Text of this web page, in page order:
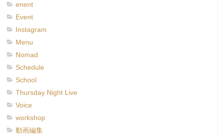
enent
Event
Instagram
Menu
Nomad
Schedule
School
Thursday Night Live
Voice
workshop
動画編集